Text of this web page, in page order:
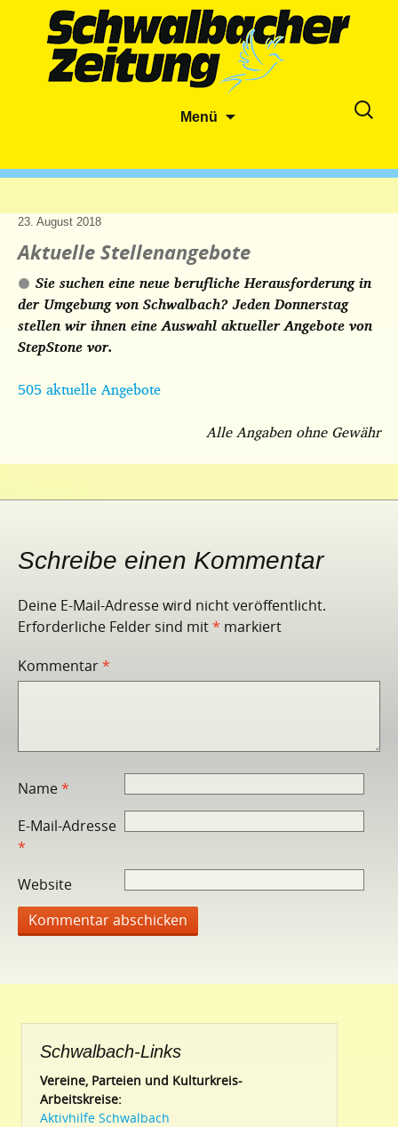
Menü
Suche
23. August 2018
Aktuelle Stellenangebote
Sie suchen eine neue berufliche Herausforderung in
der Umgebung von Schwalbach? Jeden Donnerstag
stellen wir ihnen eine Auswahl aktueller Angebote von
StepStone vor.
505 aktuelle Angebote
Alle Angaben ohne Gewähr
Schreibe einen Kommentar
Deine E-Mail-Adresse wird nicht veröffentlicht.
Erforderliche Felder sind mit* markiert
Kommentar*
Name*
E-Mail-Adresse
*
Website
Schwalbach-Links
Vereine, Parteien und Kulturkreis-
Arbeitskreise:
Aktivhilfe Schwalbach